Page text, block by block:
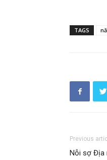
TAGS
Previous
Nỗi sợ Địa